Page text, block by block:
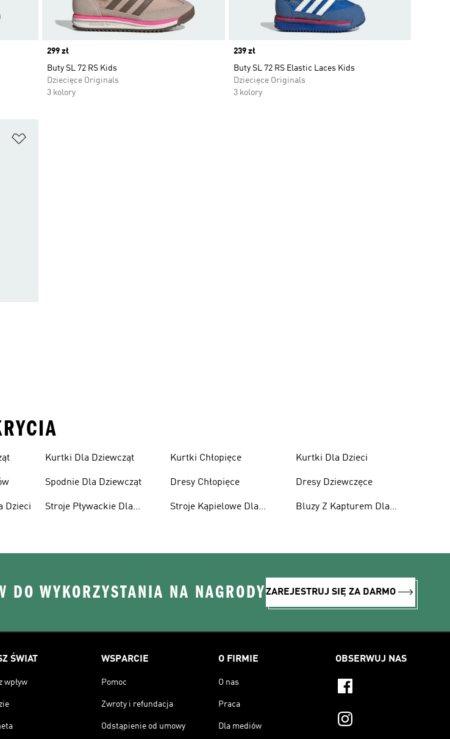
Price
299 zł
Buty SL 72 RS Kids
Dziecięce Originals
3 kolory
Price
239 zł
Buty SL 72 RS Elastic Laces Kids
Dziecięce Originals
3 kolory
Dzieci
Kurtki Dla Dziewcząt
Spodnie Dla Dziewcząt
Stroje Pływackie Dla
Kurtki Chłopięce
Dresy Chłopięce
Stroje Kąpielowe Dla
Kurtki Dla Dzieci
Dresy Dziewczęce
Bluzy Z Kapturem Dla
WYKORZYSTANIA NA NAGRODYZAREJESTRUJ SIĘ ZA DARMO
ŚWIAT
wpływ
WSPARCIE
Pomoc
Zwroty i refundacja
Odstąpienie od umowy
O FIRMIE
O nas
Praca
Dla mediów
OBSERWUJ NAS